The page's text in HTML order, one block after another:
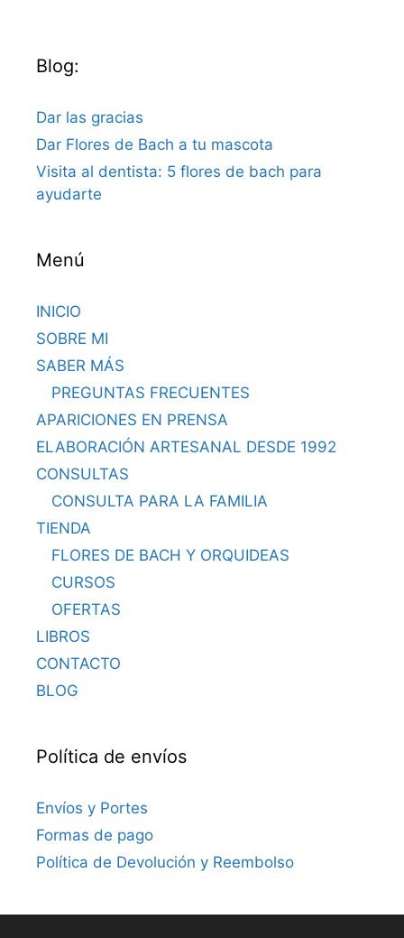
Blog:
Dar las gracias
Dar Flores de Bach a tu mascota
Visita al dentista: 5 flores de bach para
ayudarte
Menú
INICIO
SOBRE MI
SABER MÁS
PREGUNTAS FRECUENTES
APARICIONES EN PRENSA
ELABORACIÓN ARTESANAL DESDE 1992
CONSULTAS
CONSULTA PARA LA FAMILIA
TIENDA
FLORES DE BACH Y ORQUIDEAS
CURSOS
OFERTAS
LIBROS
CONTACTO
BLOG
Política de envíos
Envíos y Portes
Formas de pago
Política de Devolución y Reembolso